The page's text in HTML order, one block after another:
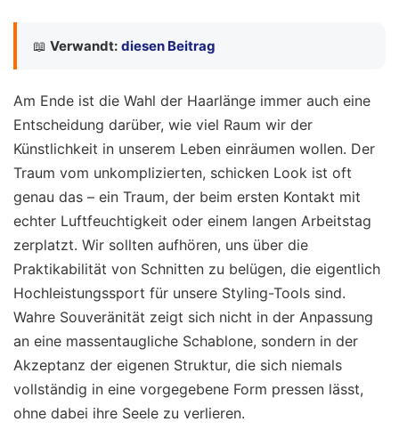
📖 Verwandt: diesen Beitrag
Am Ende ist die Wahl der Haarlänge immer auch eine
Entscheidung darüber, wie viel Raum wir der
Künstlichkeit in unserem Leben einräumen wollen. Der
Traum vom unkomplizierten, schicken Look ist oft
genau das – ein Traum, der beim ersten Kontakt mit
echter Luftfeuchtigkeit oder einem langen Arbeitstag
zerplatzt. Wir sollten aufhören, uns über die
Praktikabilität von Schnitten zu belügen, die eigentlich
Hochleistungssport für unsere Styling-Tools sind.
Wahre Souveränität zeigt sich nicht in der Anpassung
an eine massentaugliche Schablone, sondern in der
Akzeptanz der eigenen Struktur, die sich niemals
vollständig in eine vorgegebene Form pressen lässt,
ohne dabei ihre Seele zu verlieren.